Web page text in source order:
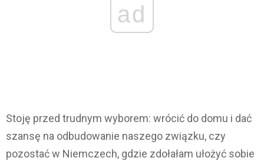
ad
Stoję przed trudnym wyborem: wrócić do domu i dać
szansę na odbudowanie naszego związku, czy
pozostać w Niemczech, gdzie zdołałam ułożyć sobie